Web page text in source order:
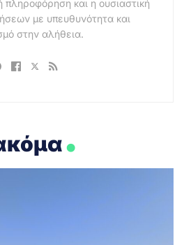
πληροφόρηση και η ουσιαστική
με υπευθυνότητα και
στην αλήθεια.
.